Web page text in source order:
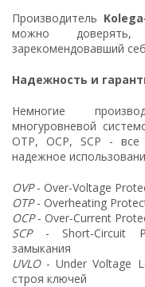
Производитель
можно
зарекомендовавший
Надежность и
Немногие
многуровневой
OTP, OCP, SCP - все
надежное
OVP- Over-Voltage
OTP- Overheating
OCP- Over-Current
SCP- Short-Circuit
замыкания
UVLO- Under Voltage
строя ключей